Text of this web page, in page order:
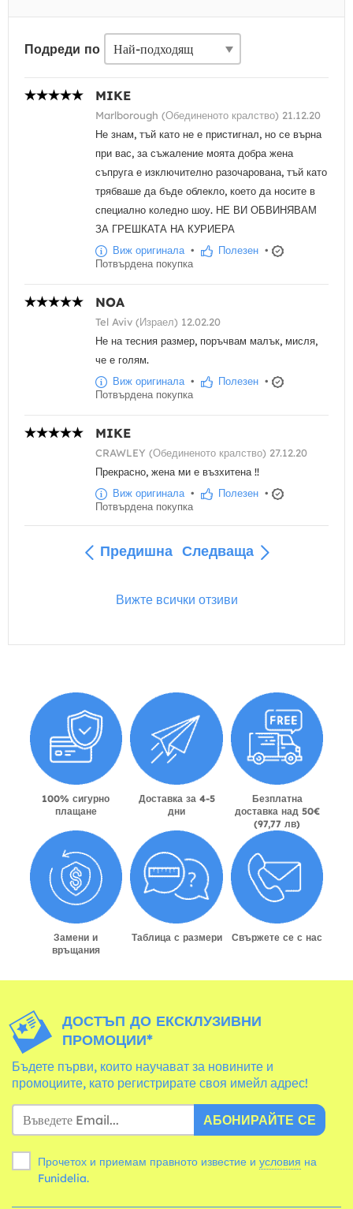
Подреди по
MIKE
Marlborough (Обединеното кралство) 21.12.20
Не знам, тъй като не е пристигнал, но се върна
при вас, за съжаление моята добра жена
съпруга е изключително разочарована, тъй като
трябваше да бъде облекло, което да носите в
специално коледно шоу. НЕ ВИ ОБВИНЯВАМ
ЗА ГРЕШКАТА НА КУРИЕРА
Виж оригинала • Полезен •
Потвърдена покупка
NOA
Tel Aviv (Израел) 12.02.20
Не на тесния размер, поръчвам малък, мисля,
че е голям.
Виж оригинала • Полезен •
Потвърдена покупка
MIKE
CRAWLEY (Обединеното кралство) 27.12.20
Прекрасно, жена ми е възхитена !!
Виж оригинала • Полезен •
Потвърдена покупка
Предишна Следваща
Вижте всички отзиви
100% сигурно
плащане
Доставка за 4-5
дни
Безплатна
доставка над 50€
(97,77 лв)
Замени и
връщания
Таблица с размери Свържете се с нас
ДОСТЪП ДО ЕКСКЛУЗИВНИ
ПРОМОЦИИ*
Бъдете първи, които научават за новините и
промоциите, като регистрирате своя имейл адрес!
АБОНИРАЙТЕ СЕ
Прочетох и приемам правното известие и условия
Funidelia.